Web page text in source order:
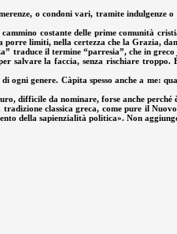
o condoni vari, tramite indulgenze
costante delle prime comunità
limiti, nella certezza che la Grazia,
il termine “parresia”, che in
la faccia, senza rischiare
genere. Càpita spesso anche a me:
difficile da nominare, forse anche
classica greca, come pure il
della sapienzialità politica». Non